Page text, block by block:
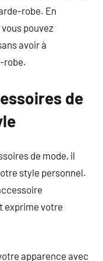
robe. En
pouvez
avoir à
robe.
de
de mode, il
style personnel.
exprime votre
apparence avec